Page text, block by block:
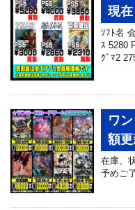
現在
ｿﾌﾄ名
ｽ 5280
ｸﾞﾏ2
ワ
額
在庫、
予めご